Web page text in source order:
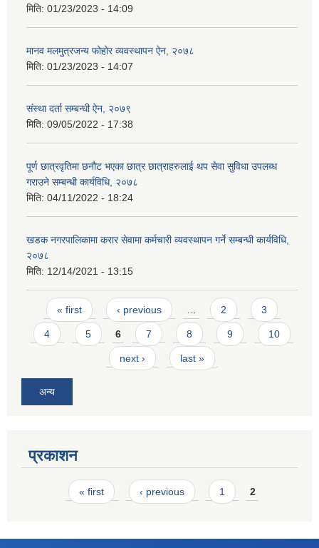
मिति: 01/23/2023 - 14:09
मानव मलमुत्रजन्य फोहोर व्यवस्थापन ऐन, २०७८
मिति: 01/23/2023 - 14:07
संस्था दर्ता सम्बन्धी ऐन, २०७९
मिति: 09/05/2022 - 17:38
पूर्ण छात्रवृतिमा छनौट भएका छात्र छात्राहरुलाई थप सेवा सुविधा उपलब्ध
गराउने सम्बन्धी कार्यविधि, २०७८
मिति: 04/11/2022 - 18:24
खडक नगरपालिकामा करार सेवामा कर्मचारी व्यवस्थापन गर्ने सम्बन्धी कार्यविधि,
२०७८
मिति: 12/14/2021 - 13:15
Pages
« first ‹ previous … 2 3
4 5 6 7 8 9 10
next › last »
अन्य
प्रकाशन
Pages« first ‹ previous 1 2